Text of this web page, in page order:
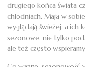
drugiego końca świata
chłodniach. Mają w
wyglądają świeżej, a ich
sezonowe, nie tylko
ale też często